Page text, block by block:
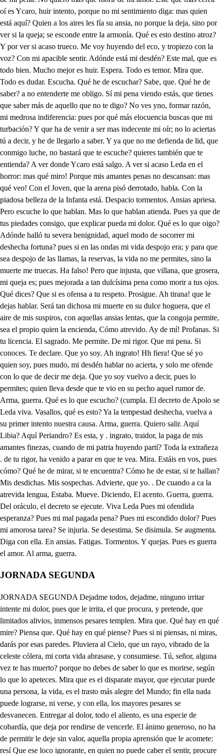
JORNADA SEGUNDA
JORNADA SEGUNDA Dejadme todos, dejadme, ninguno irritar intente mi dolor, pues que le irrita, el que procura, y pretende, que limitados alivios, inmensos pesares templen. Mira que. Qué hay en qué mire? Piensa que. Qué hay en qué piense? Pues si ni piensas, ni miras, darás por esas paredes. Pluviera al Cielo, que un rayo, vibrado de la celeste cólera, mi corta vida abrasase, y consumiese. Tú, señor, alguna vez te has muerto? porque no debes de saber lo que es morirse, según lo que lo apeteces. Mira que es el disparate mayor, que ejecutar puede una persona, la vida, es el trasto más alegre del Mundo; fin ella nada puede lograrse, ni verse, y con ella, los mayores pesares se desvanecen. Entregar al dolor, todo el aliento, es una especie de cobardía, que deja por rendirse de vencerle. El ánimo generoso, no ha de permitir le deje sin valor, aquella propia aprensión que le acomete: resí Que ese loco ignorante, en quien no puede caber el sentir, procure como quien no le comprenende, consolarme, no me admiro: que tú, Lidoro, lo intentes, admiro, sabiendo que ninguno llora, y padece mas sin alivio, si sabes, que desde el día en que alegres los Moradores de Delos, en el Solisticio ofrecen sacrificio al Sol, mis ansias, hidras nacen, hidras crecen, Si sabes, que la tirana voz del oráculo, advierte la ruina de Delos, dando por remedio, que se cierro a Leda mi injusto Dueño. Si sabes que de la plebe el número convocado por ti, y por mí, aunque defiende la libertad de la Infanta, más felice prevalece la que su prisión desea: Si sabes, que las aleves ondas del Mar arrojaron a nuestras Marinas, este Dédalo, para que todos de su primor se valiesen; obligándole a labrar aquesa Torre, que fuerte guardase a Leda: si sabes, que en tan rasados, tan breves días su edificio acaba, que en él de hoy (o si muriese antes de verlo!) a la oculta prisión conduces crueles a Leda: si también sabes, que para que no le quede a mi dolor circunstancia, que prolija no atormente; Ycaro, felice joven, que en sus desgracias merece la piedad de Leda, añade a mis males la inclemente ira de los celos: como presumes que caber puede en mi mal alivio? Cómo también sabes, que pues fieles mis parciales, te ayudaron, paraque se defendí ese la libertad de la Infanta: mas recobrados, mas fuertes en otra ocasión, sabrán asaltar, la Torre aleve, que Dedalo labro: y sabes también que ahora padece él la propia pena; pues el Rey, para que tuviese satisfacción nuestro bando, que la libertad defiende. de Leda, y para que todos, vean, que aunque condesciende, con el contrario, despica el sentirmento de verse sin la Infanta, castigando la habilidad, como especie de delito (desdichado. del tiempo en que esto sucede!) Mandó que al instante mismo, que la Torre feneciese, en otra, Dedalor pague una culpa, que no tiene: que el que nació desgraciado, aún yerrá, cuando obedece. Y labes, que si fue su hijo Ycaro, quien tus crueles. celos causó, te los templa; ya que no te los remedie, el saber que con su padre, la propia pena padece; pues también es hoy el día, en que se oye, que se alternen con los lamentos de Leda, que el propio Cielo los siente, los de los dos, que publican cuando unos, y otros se mecclen. Muera quien vive. Viva quien muere, Pues en penas tristes. Pues en males crueles. La muerte será consuelo a la vida. La vida será rigor de la miuerte. Acompañando su queja, la que igual dolor padece, diciendo en acorde ansia: . Muera quien vive. . Viva quien muere. Pues en penas tristes, Pues en males crueles, (vida. La muerte será consuelo a la La vida será rigor de la Y juntos todos repiten, (muerte, por si a los Dioses les mueven a lástima sus desdichas. Muera quien vive, viva quien muere, pues en penas tristes, pues en males crueles, la muerte será consuelo a la vida; la vida será rigor de la muerte. Llegad apri esa a la Torre, Quédate en paz, amada prenda mía, acabe ya de romperse vida, que de ver cerrada a Leda, solo depende. Injustos Dioses, injusto Pueblo, bárbaro inclemente, no hay remedio? No hay remedio. Pues si no hay remedio; ese anciano infeliz, que trujo lo tirano de su suerte, no solo a ser infelice, sino a que infelices fuesen otros por él, su desdicha pague. Pague, pues merece la desgracia mayor pena, que la culpa. Ay hado aleve, que poco sintiera yo mis pesares, sino fuese por perder la luz de Leda! Tú Libia, pues una eres de las que eligió mi hija; para que aquí la asistieses compañera de sus males, paciencia, que en ellos tienes alivio a los tuyos. Ea celos, vuestras iras pueden descansar con mi cuidado, que de día, y noche vele. Y tu desgraciada hija perdona; pero no puede el alma, la voz, el llanto, articularse, moverse, porque ha pedazos la vida se deshace. No intentes razones que a mi dolor mas que disculpan, ofenden. (Ay Ycaro!) pues no ignoro, que yo, más tampoco puede el llanto dejar, que el labio diga lo que el alma siente. Como tanto dolor suyo, hoy sufrir mi valor puede sin vengarle? Disimula, hasta que la ocasión llegue de poderlo hacer. Permite, señor, pues quedan tan breves instantes para apartarnos, que tierno los aproveche con mi hermana Libia; cuyo amor ha sido tan fuerte, tan constante, que su lazo no ha de poder disolverse, ni de los siglos la industria, ni los filos de la muerte, siendo mis acentos suaves, los que hoy a explicarla lleguen mi mal, sin que la armonía nada del tormento temple; porque con ella, del alma todas las pasiones crecen. Ay Leda, si de este modo hablar contigo pudiese! Cómo puedo yo negarme a suplica tan decente, y más cuando me dilatas, el que a mi hija me lleven. Ycaro, no tu pasión . a declararte te empeñe. Mucho haré si mi dolor no explica lo que padece, ay Libia! no hablo contigo, . ay Leda, si me entendiese. Quédate en paz, amada prenda mía, idolatrado bien de mi porfía: quédate, pues me deja de tu vista el tirano, el inclemente hado, que no consiente, que tu vista se empeñe con mi queja. Acompañete tanto dolor, como respiro, o en el ansioso envate del suspiro, o en el inmenso piélago del llanto; porque entre mi quebranto, si te miro perdida, pues vas sin mí, no vayas sin mi vida. Vencerá la distancia, que impidiere nuestro infeliz aliento, el curso alado de mi pensamientos y si tan lejos fuere, que allá no lleguen peregrinas huellas, mi fe verás escrita en las estrellas. Allá verás la que mi amor redujo; a que fuese elección antes que influjo, verás como no cesa, en lo que amor influma, y verás como yo la volví la llama, aunque de allá la recibi pavesa; pues la creció el ardor, el pecho mío entre la dulce luz del albedrío. No te olvides de mí, que si esta gloria consiguen mis pesares, cuando allá te acordares, juntos mi voluntad, y tu memoria, entenderse podrá nuestro tormento, con la luz que le da el entendimiento, Ya, pues, que mis amantes fatigas, mis constantes llamas, de quién es menor pavesa, toda la esfera ardiente. Cesa, cesa; cierre el injusto labio, que ostentando fineza, y siendo agravio, tu intención con tu acento contradices, y no me dices, lo que a mí me dices. Por qué injusto tirano, (mienta el alma una vez) aleve hermano, disfrazando tu aliento, que el engaño me deja, quieres que sea tu queja, solo motivo vil de mi tormento? Si de tu sentimiento la causa no soy yo, porqué me llamas, y con tus ayes mi fineza inflamas? Quédate, ingrato aleve, que a la prisión me entrego, donde cerrado el fuego, de mi amor ofendido, empezaré a vivir con el olvido. Y hasta que le consiga, contra la pertinaz, y la enemiga pasión, conjure penas, y desvelos, corajes, y rigores, porque en tantos dolores, se irrite más la rabia de los celos, ya que han podido tanto, que ni mi fe constante, ni mi llanto, en horror tan funesto, en tu mudanza pudo hacer. su prisión. Qué es esto? Qué furor! Qué rabia! Qué ira! Enajena. Muda. Vuelve. Tanto vuestro sentimiento? Ay de mi infeliz! déjeme . arrastrar de mi pasión. Nuevo susto el alma siente . de este afecto. otra sospecha, fortuna! A la Torre llegue la Infanta, no se dilate Hado inclemente! Cruel dolor! Fatal destino! Fiero mal! Tirana suerte! No te asuste la prisión; Ycaro, que fácilmente hemos de burlar sus iras. Abrid las puertas, y entren los prisioneros. Llegó el cruel instante rebelde de mi desdicha. No hay remedio? Ninguno tiene. Padre amado. Y que haya vida, que se resista, a tan fuerte, tan triste mal! Te vas, bello imposible? Queda aleve, injusto dueño. Llevadlos, Oigan la prisa que tienen. . Pues es el último, instante. . Pues el postrer punto es este. . Digan mis pe- sares tristes. . Repitán mis penas. crueles. Muera quien vive. Muera quien vive. Viva quien muere. Viva quien muere. Pues en penas tristes. Pues en penas tristes. Pues en males crueles, Pues en males crueles. La muerte será consuelo La muerte,. (a la vida. La vida será rigor de la La vida será, (muerte. Aunque estén sordos los Cielos, buclvan, decir mil veces. Muera quien vive, n , Por qué ha de morir en aleves prisiones, quien solo con ceños, con iras, rigores, enciende los rayos, del Dios de los Dioses? Por qué ha de estar donde niegue al Mundo sus resplandores; llegando a dudar la noche, y el día; aquella que es dueño de días, y Qué hará la tierra, si falta (noches? a sus plantas, y a sus flores, (cu aja, el suave explendor que dulce las y el bello matiz, que benigno las do- Cómo han de correr las fuentes, (re? en consonancias acordes, si perlas, que ufanas, y alegres las rien, veis que cerrada, y triste las llore? Como ha de mover la esfera, su eterno brillante orden, si ceño tirano de eclipse funesto, los Polos que mueven su círculo es- Por qué ha de morir (conde? en aleves prisiones, quien solo con ceños, con iras, rigores, enciende los rayos, del Dios de los Dioses? No morirá, pues mi amor penetrará aquella Torre; (los, de cuya altura medrosos los Cie- temiendo que lleguen sus pontas en- Y sobre este hermoso Cisne, (cogeno. que el aire puebla de albores, de cándida nube, mullida la nieve, la esfera del fuego verá que la rompe. Y así animado Bajel, tus blancas velas descoge, (guras, qu